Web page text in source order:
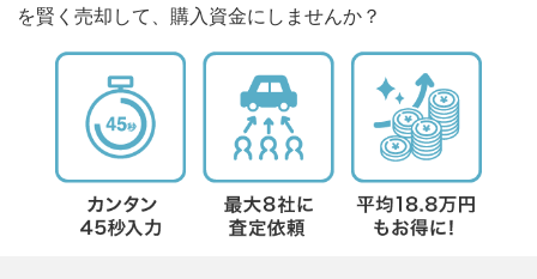
を賢く売却して、購入資金にしませんか？